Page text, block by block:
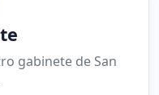
gabinete de San